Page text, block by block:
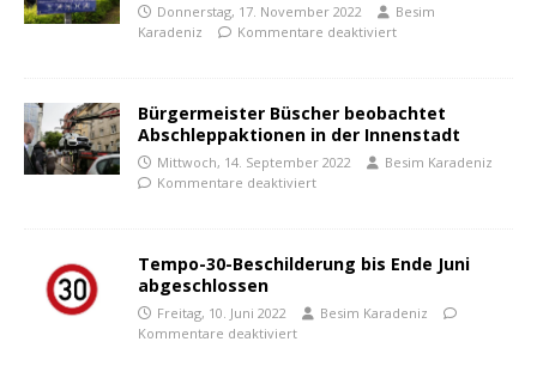
Donnerstag, 17. November 2022
Besim
Karadeniz
Kommentare deaktiviert
Bürgermeister Büscher beobachtet
Abschleppaktionen in der Innenstadt
Mittwoch, 14. September 2022
Besim Karadeniz
Kommentare deaktiviert
Tempo-30-Beschilderung bis Ende Juni
abgeschlossen
Freitag, 10. Juni 2022
Besim Karadeniz
Kommentare deaktiviert